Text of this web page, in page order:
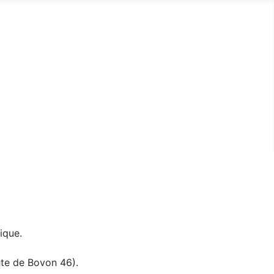
de Bovon 46).